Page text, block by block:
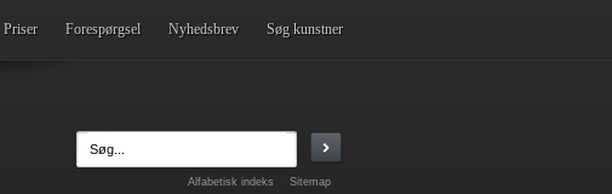
Priser Forespørgsel Nyhedsbrev Søg kunstner
Alfabetisk indeks Sitemap